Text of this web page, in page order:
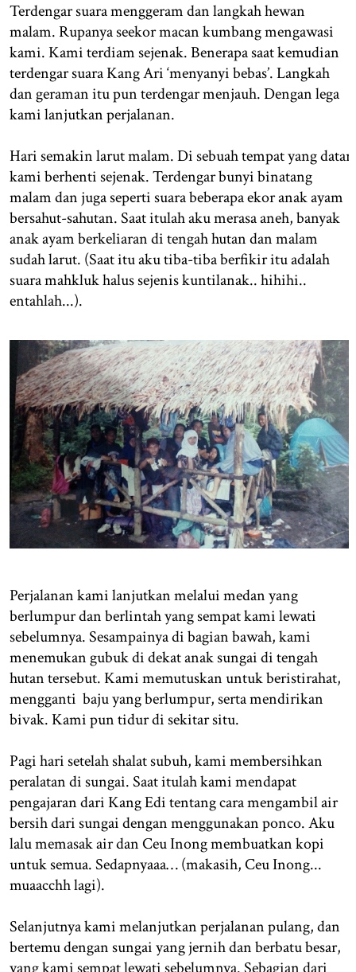
Terdengar suara menggeram dan langkah hewan
malam. Rupanya seekor macan kumbang mengawasi
kami. Kami terdiam sejenak. Benerapa saat kemudian
terdengar suara Kang Ari ‘menyanyi bebas’. Langkah
dan geraman itu pun terdengar menjauh. Dengan lega
kami lanjutkan perjalanan.
Hari semakin larut malam. Di sebuah tempat yang datar
kami berhenti sejenak. Terdengar bunyi binatang
malam dan juga seperti suara beberapa ekor anak ayam
bersahut-sahutan. Saat itulah aku merasa aneh, banyak
anak ayam berkeliaran di tengah hutan dan malam
sudah larut. (Saat itu aku tiba-tiba berfikir itu adalah
suara mahkluk halus sejenis kuntilanak.. hihihi..
entahlah...).
Perjalanan kami lanjutkan melalui medan yang
berlumpur dan berlintah yang sempat kami lewati
sebelumnya. Sesampainya di bagian bawah, kami
menemukan gubuk di dekat anak sungai di tengah
hutan tersebut. Kami memutuskan untuk beristirahat,
mengganti baju yang berlumpur, serta mendirikan
bivak. Kami pun tidur di sekitar situ.
Pagi hari setelah shalat subuh, kami membersihkan
peralatan di sungai. Saat itulah kami mendapat
pengajaran dari Kang Edi tentang cara mengambil air
bersih dari sungai dengan menggunakan ponco. Aku
lalu memasak air dan Ceu Inong membuatkan kopi
untuk semua. Sedapnyaaa… (makasih, Ceu Inong...
muaacchh lagi).
Selanjutnya kami melanjutkan perjalanan pulang, dan
bertemu dengan sungai yang jernih dan berbatu besar,